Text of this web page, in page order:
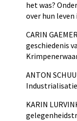
het was?
over hun leven
CARIN
geschiedenis
ANTON
KARIN